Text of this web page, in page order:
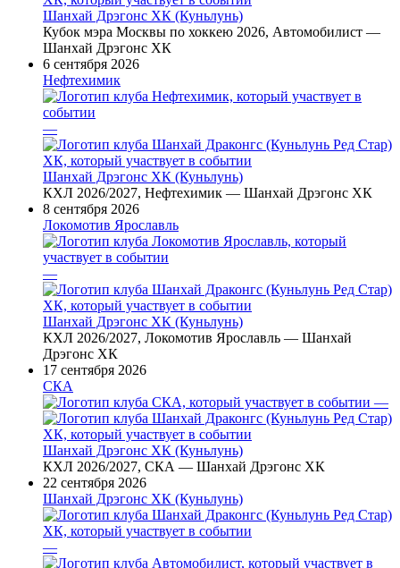
Шанхай Дрэгонс ХК (Куньлунь)
Кубок мэра Москвы по хоккею 2026, Автомобилист —
Шанхай Дрэгонс ХК
6 сентября 2026
Нефтехимик
—
Шанхай Дрэгонс ХК (Куньлунь)
КХЛ 2026/2027, Нефтехимик — Шанхай Дрэгонс ХК
8 сентября 2026
Локомотив Ярославль
—
Шанхай Дрэгонс ХК (Куньлунь)
КХЛ 2026/2027, Локомотив Ярославль — Шанхай
Дрэгонс ХК
17 сентября 2026
СКА
—
Шанхай Дрэгонс ХК (Куньлунь)
КХЛ 2026/2027, СКА — Шанхай Дрэгонс ХК
22 сентября 2026
Шанхай Дрэгонс ХК (Куньлунь)
—